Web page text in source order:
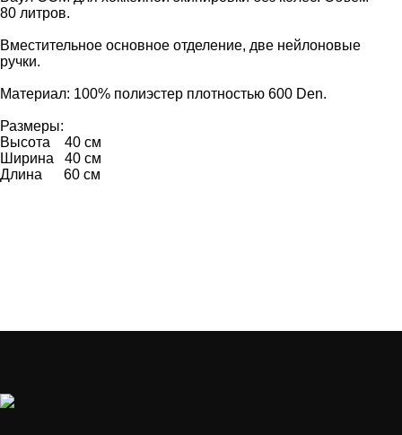
80 литров.
Вместительное основное отделение, две нейлоновые
ручки.
Материал: 100% полиэстер плотностью 600 Den.
Размеры:
Высота 40 см
Ширина 40 см
Длина 60 см